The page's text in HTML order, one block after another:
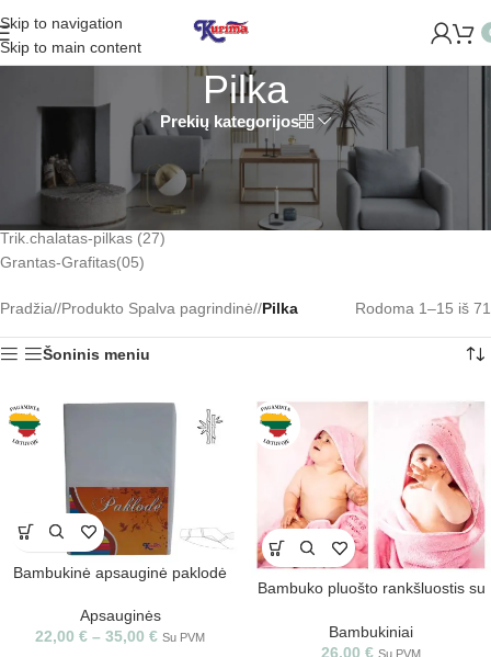
Skip to navigation
Skip to main content
Pilka
Prekių kategorijos
Trikotažas paklodėms – šv.pilka (85)
Frote paklodėms – pilka (47)
Satino – pilka (50)
Trik.chalatas-pilkas (27)
Grantas-Grafitas(05)
Pradžia/ Produkto Spalva pagrindinė/ Pilka Rodoma 1–15 iš 71
Šoninis meniu
Bambukinė apsauginė paklodė
Apsauginės
22,00 € – 35,00 € Su PVM
Bambuko pluošto rankšluostis su
Bambukiniai
26,00 € Su PVM